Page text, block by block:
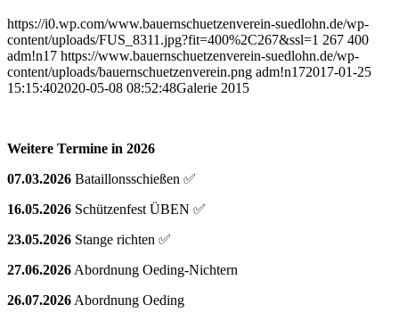
https://i0.wp.com/www.bauernschuetzenverein-suedlohn.de/wp-
content/uploads/FUS_8311.jpg?fit=400%2C267&ssl=1 267 400
adm!n17 https://www.bauernschuetzenverein-suedlohn.de/wp-
content/uploads/bauernschuetzenverein.png adm!n172017-01-25
15:15:402020-05-08 08:52:48Galerie 2015
Weitere Termine in 2026
07.03.2026 Bataillonsschießen ✅
16.05.2026 Schützenfest ÜBEN ✅
23.05.2026 Stange richten ✅
27.06.2026 Abordnung Oeding-Nichtern
26.07.2026 Abordnung Oeding